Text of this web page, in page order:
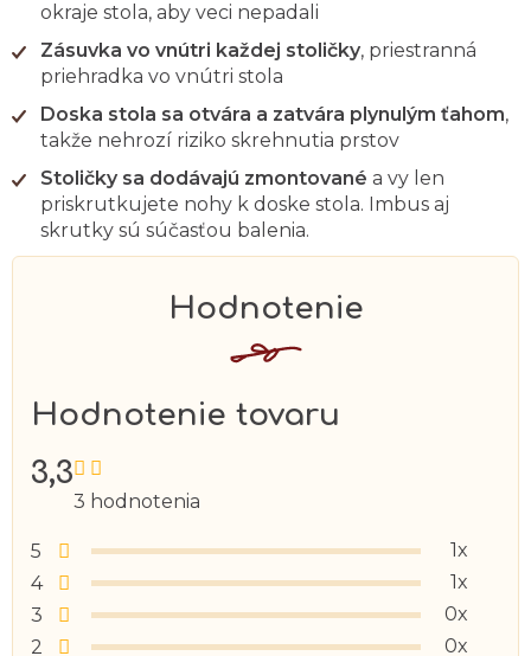
okraje stola, aby veci nepadali
Zásuvka vo vnútri každej stoličky, priestranná
priehradka vo vnútri stola
Doska stola sa otvára a zatvára plynulým ťahom,
takže nehrozí riziko skrehnutia prstov
Stoličky sa dodávajú zmontované a vy len
priskrutkujete nohy k doske stola. Imbus aj
skrutky sú súčasťou balenia.
Hodnotenie tovaru
3,3
produktu
3,3
5
3 hodnotenia
5
1x
4
1x
3
0x
2
0x